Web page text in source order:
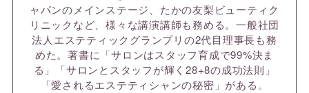
ャパンのメインステージ、たかの友梨ビューティク
リニックなど、様々な講演講師も務める。一般社団
法人エステティックグランプリの2代目理事長も務
めた。著書に「サロンはスタッフ育成で99%決ま
る」「サロンとスタッフが輝く28+8の成功法則」
「愛されるエステティシャンの秘密」がある。